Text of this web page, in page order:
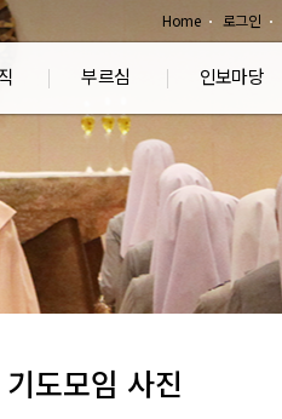
Home 로그인
부르심 인보마당
기도모임 사진